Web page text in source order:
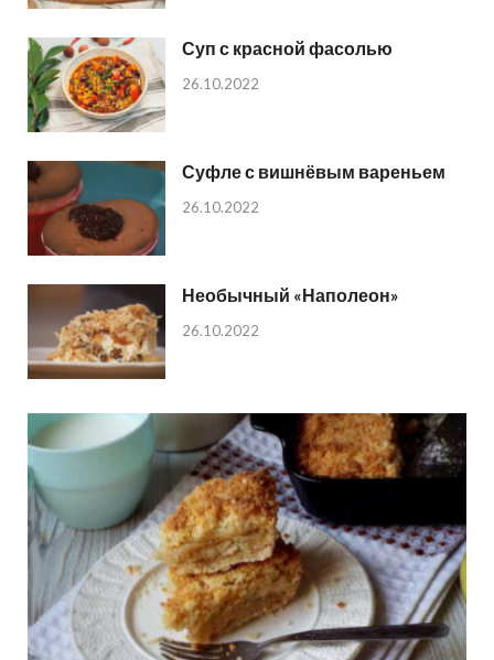
Суп с красной фасолью
26.10.2022
Суфле с вишнёвым вареньем
26.10.2022
Необычный «Наполеон»
26.10.2022